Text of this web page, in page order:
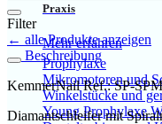
Praxis
Mehr erfahren
Prophylaxe
Mikromotoren und
Winkelstücke und
Young Prophylaxe
Filter
← alle Produkte anzeigen
Beschreibung
KemmerNail Ref.: SP-
Diamantschleifer mit